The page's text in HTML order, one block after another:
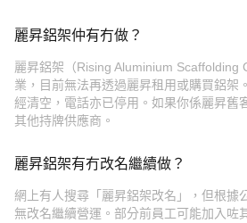
麗昇鋁架仲有冇做？
麗昇鋁架（Rising Aluminium Scaffolding
業，目前無法再透過麗昇租用或購買鋁架
經清空，電話亦已停用。如果你係麗昇舊
其他持牌供應商。
麗昇鋁架有冇改名繼續做？
網上有人搜尋「麗昇鋁架改名」，但根據
無改名繼續營運。部分前員工可能加入咗